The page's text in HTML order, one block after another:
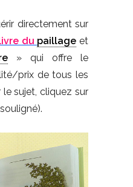
directement sur
du paillage et
» qui offre le
prix de tous les
sujet, cliquez sur